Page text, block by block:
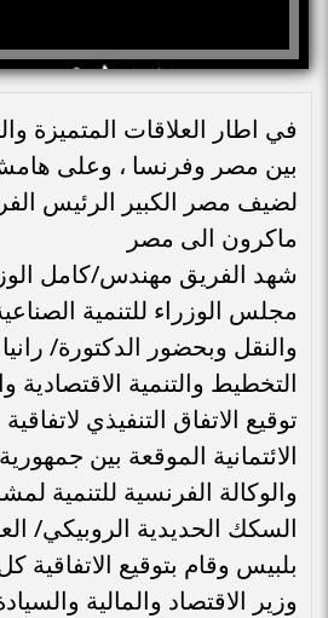
في اطار العلاقات المتميزة
بين مصر وفرنسا ، وعلى هامش
لضيف مصر الكبير الرئيس
ماكرون الى مصر
شهد الفريق مهندس/كامل
مجلس الوزراء للتنمية
والنقل وبحضور الدكتورة/
التخطيط والتنمية الاقتصادية
توقيع الاتفاق التنفيذي
الائتمانية الموقعة بين
والوكالة الفرنسية للتنمية
السكك الحديدية الروبيكي/
بلبيس وقام بتوقيع الاتفاقية
وزير الاقتصاد والمالية